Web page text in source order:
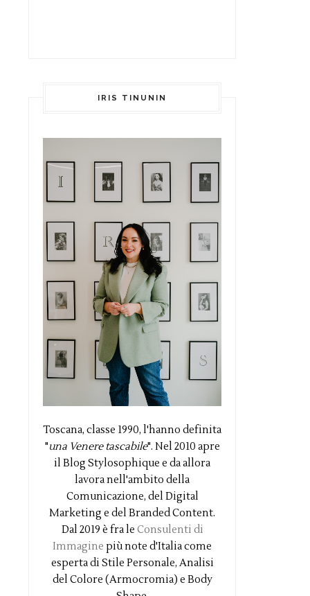
IRIS TINUNIN
Toscana, classe 1990, l'hanno definita
"una Venere tascabile". Nel 2010 apre
il Blog Stylosophique e da allora
lavora nell'ambito della
Comunicazione, del Digital
Marketing e del Branded Content.
Dal 2019 è fra le Consulenti di
Immagine più note d'Italia come
esperta di Stile Personale, Analisi
del Colore (Armocromia) e Body